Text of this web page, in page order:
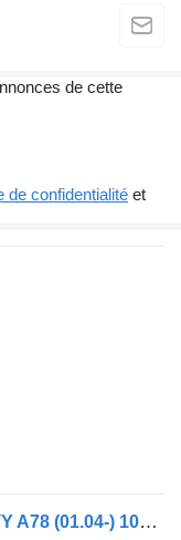
de cette
de confidentialité et
Turbocompresseur MAN LIONS CITY A78 (01.04-) 10009700041 pour MAN Lion's bus (1991-)